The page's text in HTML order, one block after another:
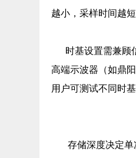
越小，采样时间越
时基设置需兼顾
高端示波器（如鼎
用户可测试不同时
存储深度决定